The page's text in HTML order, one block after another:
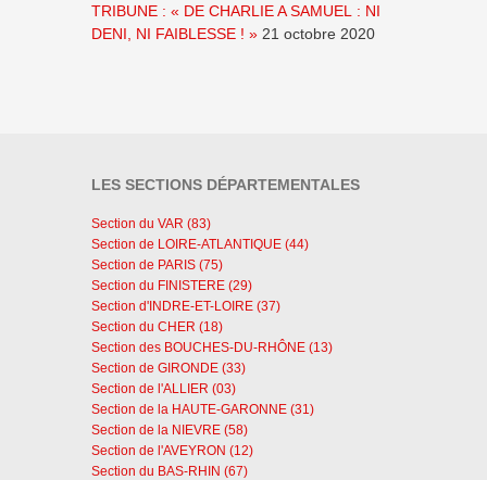
TRIBUNE : « DE CHARLIE A SAMUEL : NI
DENI, NI FAIBLESSE ! » 21 octobre 2020
LES SECTIONS DÉPARTEMENTALES
Section du VAR (83)
Section de LOIRE-ATLANTIQUE (44)
Section de PARIS (75)
Section du FINISTERE (29)
Section d'INDRE-ET-LOIRE (37)
Section du CHER (18)
Section des BOUCHES-DU-RHÔNE (13)
Section de GIRONDE (33)
Section de l'ALLIER (03)
Section de la HAUTE-GARONNE (31)
Section de la NIEVRE (58)
Section de l'AVEYRON (12)
Section du BAS-RHIN (67)